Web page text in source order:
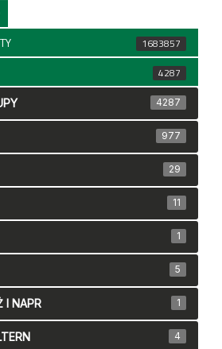
1683857
4287
4287
977
29
11
1
5
I NAPR 1
4